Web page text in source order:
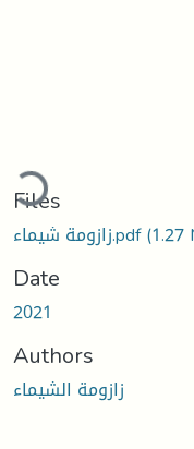
Files
زازومة شيماء.pdf(1.27
Date
2021
Authors
زازومة الشيماء